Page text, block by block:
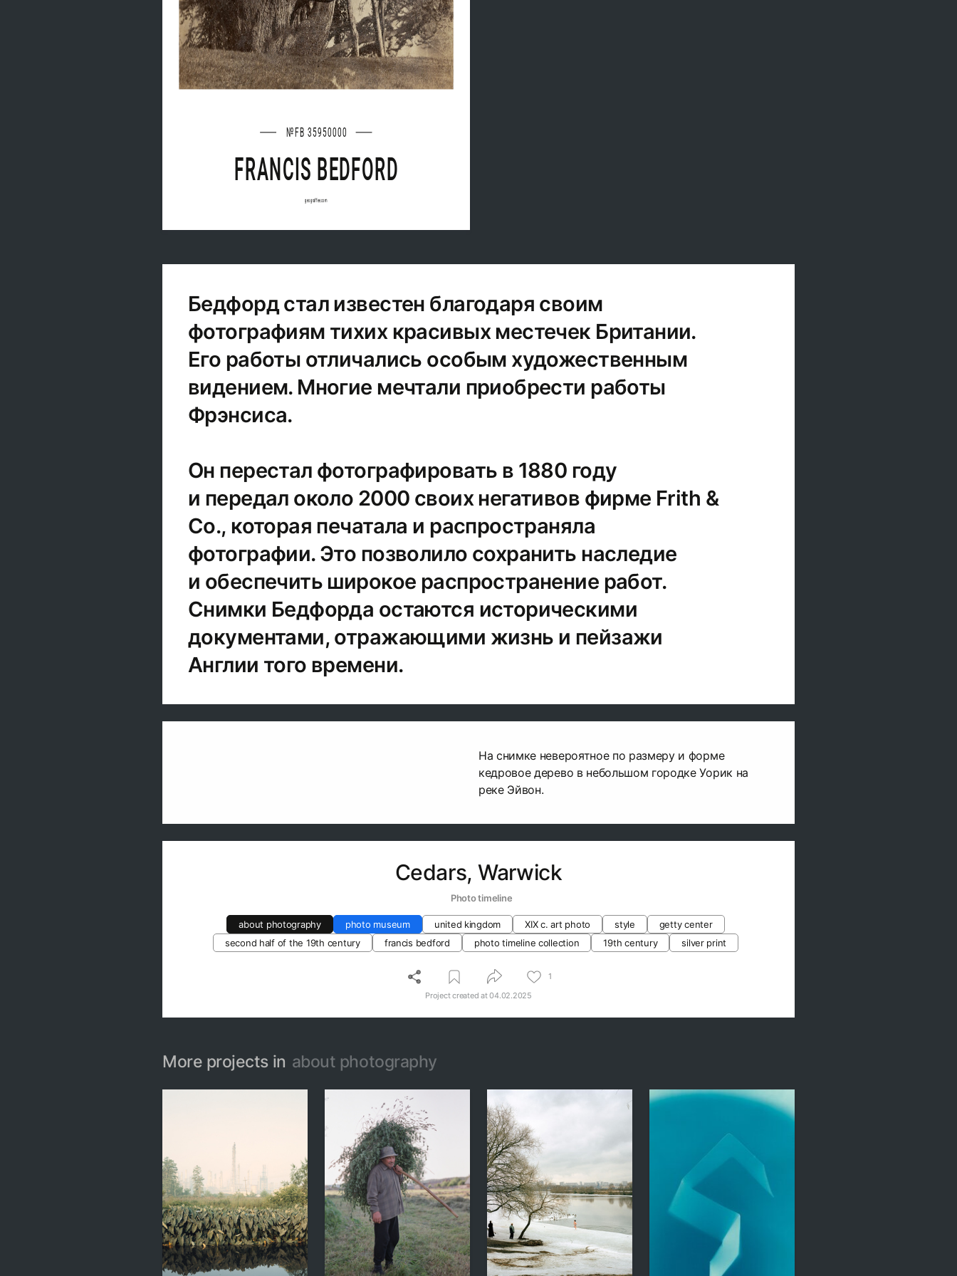
№FB 35950000
FRANCIS BEDFORD
geograffee.com
Бедфорд стал известен благодаря своим
фотографиям тихих красивых местечек Британии.
Его работы отличались особым художественным
видением. Многие мечтали приобрести работы
Фрэнсиса.
Он перестал фотографировать в 1880 году
и передал около 2000 своих негативов фирме Frith &
Co., которая печатала и распространяла
фотографии. Это позволило сохранить наследие
и обеспечить широкое распространение работ.
Снимки Бедфорда остаются историческими
документами, отражающими жизнь и пейзажи
Англии того времени.
На снимке невероятное по размеру и форме
кедровое дерево в небольшом городке Уорик на
реке Эйвон.
Cedars, Warwick
   Photo timeline
about photography photo museum united kingdom XIX c. art photo style
getty center
second half of the 19th century
francis bedford photo timeline collection 19th century silver print
1
Project created at04.02.2025
More projects in about photography